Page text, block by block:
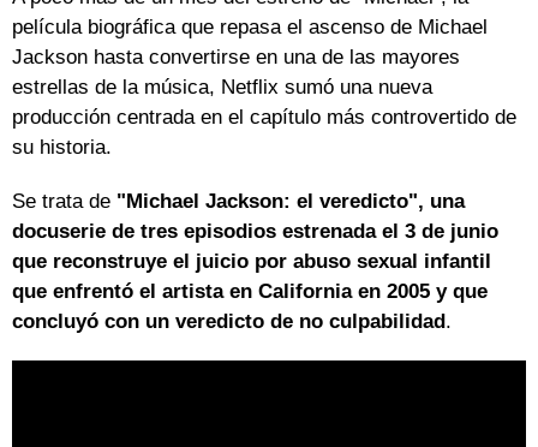
película biográfica que repasa el ascenso de Michael
Jackson hasta convertirse en una de las mayores
estrellas de la música, Netflix sumó una nueva
producción centrada en el capítulo más controvertido de
su historia.
Se trata de "Michael Jackson: el veredicto", una
docuserie de tres episodios estrenada el 3 de junio
que reconstruye el juicio por abuso sexual infantil
que enfrentó el artista en California en 2005 y que
concluyó con un veredicto de no culpabilidad.